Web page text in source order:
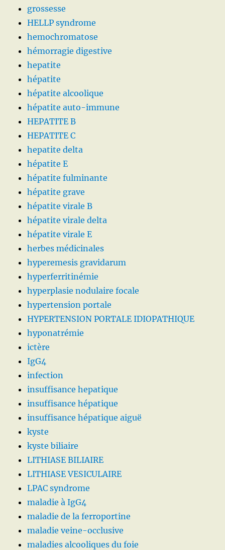
grossesse
HELLP syndrome
hemochromatose
hémorragie digestive
hepatite
hépatite
hépatite alcoolique
hépatite auto-immune
HEPATITE B
HEPATITE C
hepatite delta
hépatite E
hépatite fulminante
hépatite grave
hépatite virale B
hépatite virale delta
hépatite virale E
herbes médicinales
hyperemesis gravidarum
hyperferritinémie
hyperplasie nodulaire focale
hypertension portale
HYPERTENSION PORTALE IDIOPATHIQUE
hyponatrémie
ictère
IgG4
infection
insuffisance hepatique
insuffisance hépatique
insuffisance hépatique aiguë
kyste
kyste biliaire
LITHIASE BILIAIRE
LITHIASE VESICULAIRE
LPAC syndrome
maladie à IgG4
maladie de la ferroportine
maladie veine-occlusive
maladies alcooliques du foie